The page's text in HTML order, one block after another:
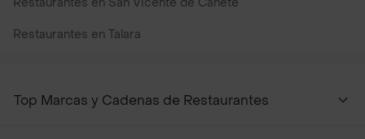
Restaurantes en Talara
Top Marcas y Cadenas de Restaurantes